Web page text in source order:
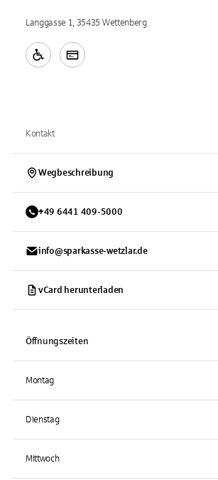
Langgasse 1, 35435 Wettenberg
Kontakt
Wegbeschreibung
+49 6441 409-5000
info@sparkasse-wetzlar.de
vCard herunterladen
Öffnungszeiten
Montag
Dienstag
Mittwoch